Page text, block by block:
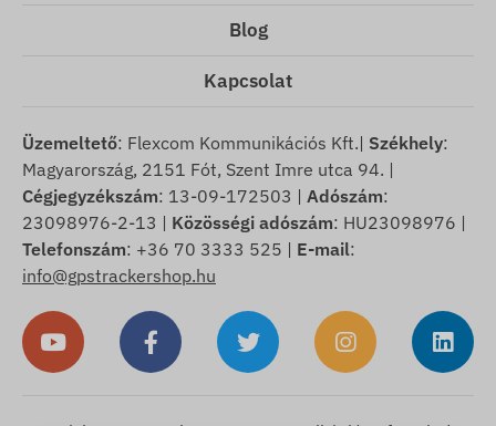
Blog
Kapcsolat
Üzemeltető: Flexcom Kommunikációs Kft.| Székhely:
Magyarország, 2151 Fót, Szent Imre utca 94. |
Cégjegyzékszám: 13-09-172503 | Adószám:
23098976-2-13 | Közösségi adószám: HU23098976 |
Telefonszám: +36 70 3333 525 | E-mail:
info@gpstrackershop.hu